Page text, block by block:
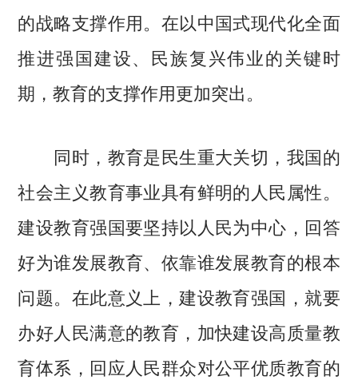
的战略支撑作用。在以中国式现代化全面
推进强国建设、民族复兴伟业的关键时
期，教育的支撑作用更加突出。
同时，教育是民生重大关切，我国的
社会主义教育事业具有鲜明的人民属性。
建设教育强国要坚持以人民为中心，回答
好为谁发展教育、依靠谁发展教育的根本
问题。在此意义上，建设教育强国，就要
办好人民满意的教育，加快建设高质量教
育体系，回应人民群众对公平优质教育的